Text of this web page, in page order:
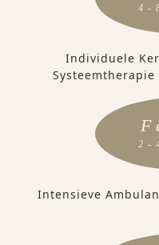
4-
Individuele
2-
Intensieve